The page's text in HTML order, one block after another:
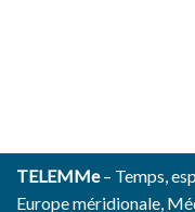
TELEMMe– Temps,
Europe méridionale,